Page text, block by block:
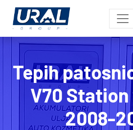
Tepih
V70
2008-